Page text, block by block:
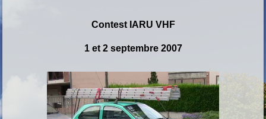
ContestIARU VHF
1 et 2 septembre 2007